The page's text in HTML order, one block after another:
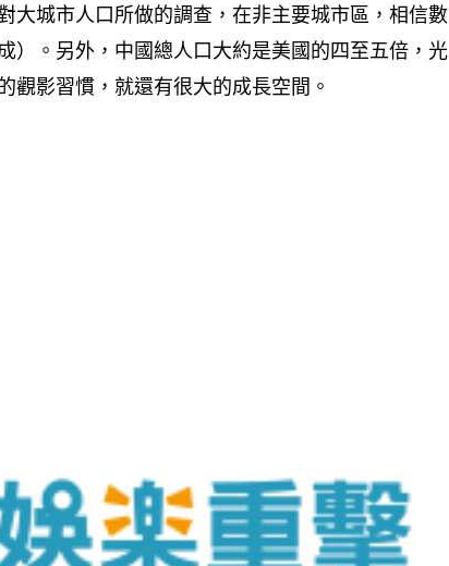
大城市人口所做的調查，在非主要城市區，相信數
）。另外，中國總人口大約是美國的四至五倍，光
觀影習慣，就還有很大的成長空間。